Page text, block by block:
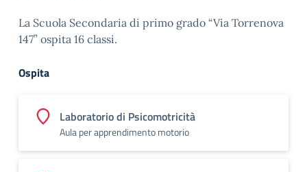
La Scuola Secondaria di primo grado “Via Torrenova
147” ospita 16 classi.
Ospita
Laboratorio di Psicomotricità
Aula per apprendimento motorio